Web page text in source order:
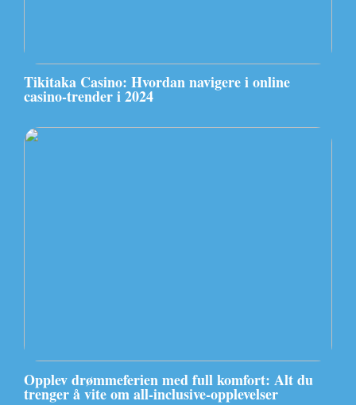
Tikitaka Casino: Hvordan navigere i online
casino-trender i 2024
Opplev drømmeferien med full komfort: Alt du
trenger å vite om all-inclusive-opplevelser